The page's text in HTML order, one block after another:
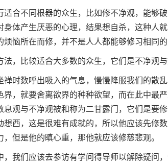
适合不同根器的众生，比如修不净观，能够
身体产生厌恶的心理，结果想自杀，这种人
恼所在而修，并不是人人都能够修习相同的
，比较适合大多数的众生，它们是不净观与
禅时数呼出吸入的气息，慢慢降服我们的散
界，就要舍离欲界的种种欲望，而在此中最
息观与不净观被和称为二甘露门，它们是要
想西，这是很难有成就的，所以他应该先修
但是他的瞋心重，那他就应该修慈悲观。
，我们应该去参访有学问得导师以解除疑问